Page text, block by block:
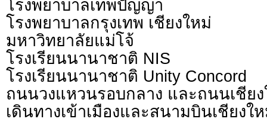
โรงพยาบาลเทพปัญญา
โรงพยาบาลกรุงเทพ เชียงใหม่
มหาวิทยาลัยแม่โจ้
โรงเรียนนานาชาติ NIS
โรงเรียนนานาชาติ Unity Concord
ถนนวงแหวนรอบกลาง และถนนเชีย
เดินทางเข้าเมืองและสนามบินเชียงใ